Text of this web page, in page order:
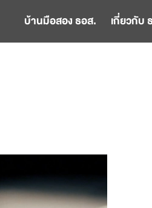
บ้านมือสอง ธอส. เกี่ยวกับ